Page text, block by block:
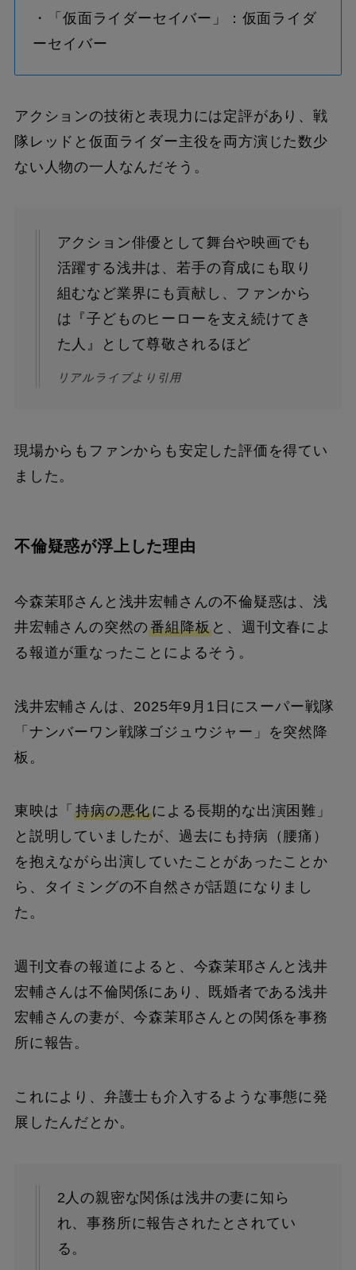
・「仮面ライダーセイバー」：仮面ライダ
ーセイバー
アクションの技術と表現力には定評があり、戦
隊レッドと仮面ライダー主役を両方演じた数少
ない人物の一人なんだそう。
アクション俳優として舞台や映画でも
活躍する浅井は、若手の育成にも取り
組むなど業界にも貢献し、ファンから
は『子どものヒーローを支え続けてき
た人』として尊敬されるほど
リアルライブより引用
現場からもファンからも安定した評価を得てい
ました。
不倫疑惑が浮上した理由
今森茉耶さんと浅井宏輔さんの不倫疑惑は、浅
井宏輔さんの突然の番組降板 と、週刊文春によ
る報道が重なったことによるそう。
浅井宏輔さんは、2025年9月1日にスーパー戦隊
「ナンバーワン戦隊ゴジュウジャー」を突然降
板。
東映は「持病の悪化による長期的な出演困難」
と説明していましたが、過去にも持病（腰痛）
を抱えながら出演していたことがあったことか
ら、タイミングの不自然さが話題になりまし
た。
週刊文春の報道によると、今森茉耶さんと浅井
宏輔さんは不倫関係にあり、既婚者である浅井
宏輔さんの妻が、今森茉耶さんとの関係を事務
所に報告。
これにより、弁護士も介入するような事態に発
展したんだとか。
2人の親密な関係は浅井の妻に知ら
れ、事務所に報告されたとされてい
る。